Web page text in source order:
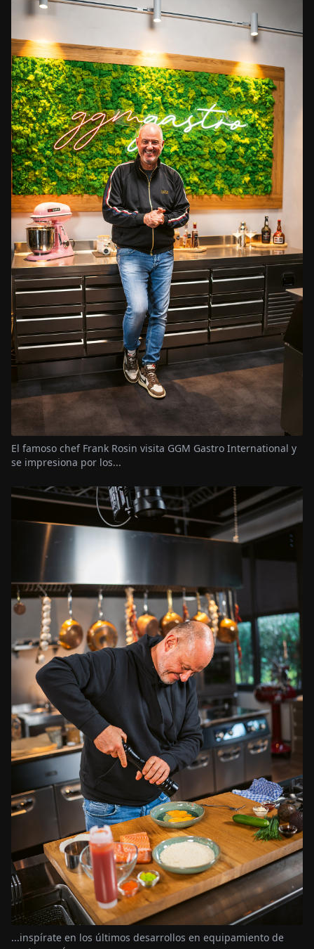
El famoso chef Frank Rosin visita GGM Gastro International y
se impresiona por los...
...inspírate en los últimos desarrollos en equipamiento de